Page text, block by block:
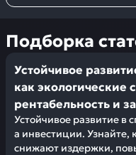
Подборка
Устойчивое
как
рентабельность и
Устойчивое развитие в
а инвестиции. Узнайте,
снижают издержки,